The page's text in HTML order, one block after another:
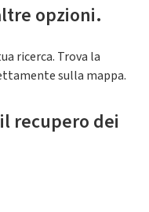
opzioni.
ricerca. Trova la
sulla mappa.
recupero dei